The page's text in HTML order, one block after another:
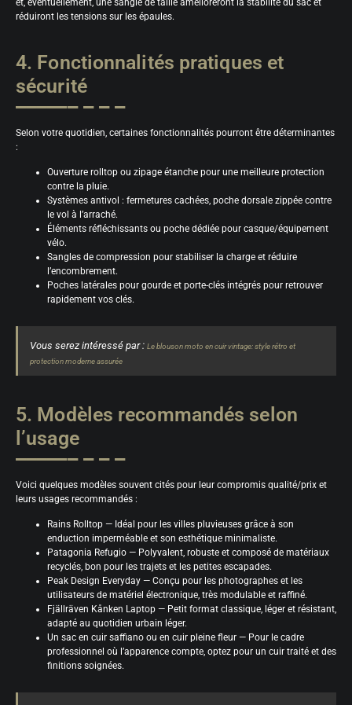
réduiront les tensions sur les épaules.
4. Fonctionnalités pratiques et
sécurité
Selon votre quotidien, certaines fonctionnalités pourront être déterminantes
:
Ouverture rolltop ou zipage étanche pour une meilleure protection
contre la pluie.
Systèmes antivol : fermetures cachées, poche dorsale zippée contre
le vol à l’arraché.
Éléments réfléchissants ou poche dédiée pour casque/équipement
vélo.
Sangles de compression pour stabiliser la charge et réduire
l’encombrement.
Poches latérales pour gourde et porte-clés intégrés pour retrouver
rapidement vos clés.
Vous serez intéressé par : Le blouson moto en cuir vintage: style rétro et
protection moderne assurée
5. Modèles recommandés selon
l’usage
Voici quelques modèles souvent cités pour leur compromis qualité/prix et
leurs usages recommandés :
Rains Rolltop — Idéal pour les villes pluvieuses grâce à son
enduction imperméable et son esthétique minimaliste.
Patagonia Refugio — Polyvalent, robuste et composé de matériaux
recyclés, bon pour les trajets et les petites escapades.
Peak Design Everyday — Conçu pour les photographes et les
utilisateurs de matériel électronique, très modulable et raffiné.
Fjällräven Kånken Laptop — Petit format classique, léger et résistant,
adapté au quotidien urbain léger.
Un sac en cuir saffiano ou en cuir pleine fleur — Pour le cadre
professionnel où l’apparence compte, optez pour un cuir traité et des
finitions soignées.